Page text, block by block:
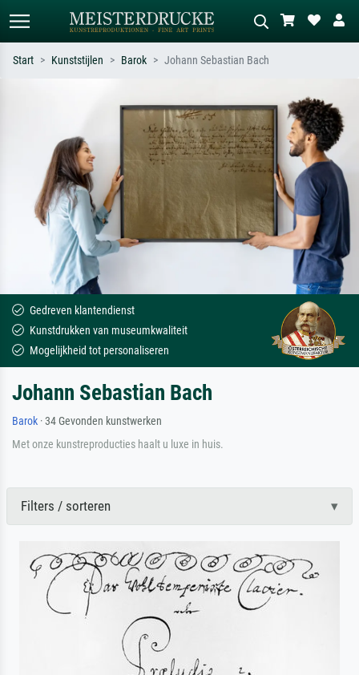
Zoek op kunstenaar, titel of stijl – bijv.
Monet, Sterrennacht, impressionisme,
Hokusai-golf, naakt.
Beschrijf de scène – bijv. groene
weide, abstract met veel rood, donker
olieverfschilderij, staand naakt naast
een boom.
Start Kunststijlen Barok Johann Sebastian Bach
Gedreven klantendienst
Kunstdrukken van museumkwaliteit
Mogelijkheid tot personaliseren
Johann Sebastian Bach
Barok · 34 Gevonden kunstwerken
Met onze kunstreproducties haalt u luxe in huis.
Filters / sorteren